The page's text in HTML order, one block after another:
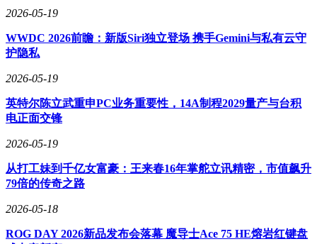
指出公司一直重视API，去年的API调用量已经远超前端界面
操作量。他认为，只要企业不断生成文档、需要存储和保证安
全，数据就会进入Box的平台，为公司带来更多机会。
在访谈的最后，Levie表示，尽管AI变化迅速，但他对未来充
需要成为客户通往未来的桥梁。他强调，现在最重要的事情是
疯狂执行，毫不停歇地推进AI战略。
2026-05-19
WWDC 2026前瞻：新版Siri独立登场 携手Gemini与私有云守
护隐私
2026-05-19
英特尔陈立武重申PC业务重要性，14A制程2029量产与台积
电正面交锋
2026-05-19
从打工妹到千亿女富豪：王来春16年掌舵立讯精密，市值飙升
79倍的传奇之路
2026-05-18
ROG DAY 2026新品发布会落幕 魔导士Ace 75 HE熔岩红键盘